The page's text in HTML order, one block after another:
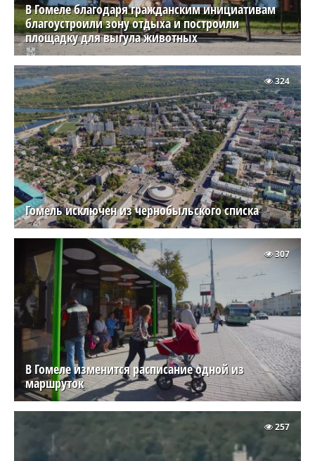
В Гомеле благодаря гражданским инициативам
благоустроили зону отдыха и построили
площадку для выгула животных
Гомель исключен из чернобыльского списка
324
В Гомеле изменится расписание одной из
маршруток
307
257